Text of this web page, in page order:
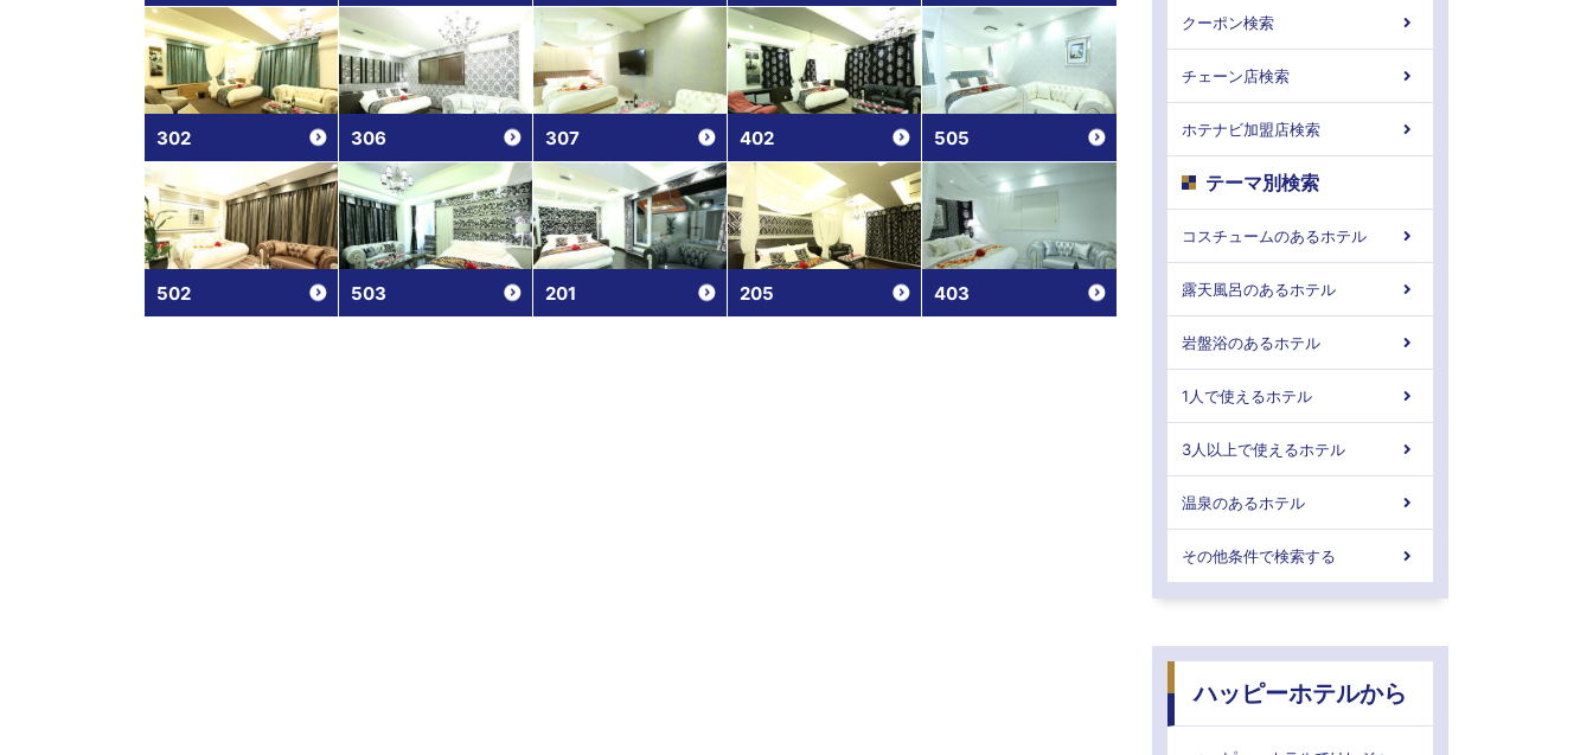
302 306 307 402 505
502 503 201 205 403
クーポン検索
チェーン店検索
ホテナビ加盟店検索
テーマ別検索
コスチュームのあるホテル
露天風呂のあるホテル
岩盤浴のあるホテル
1人で使えるホテル
3人以上で使えるホテル
温泉のあるホテル
その他条件で検索する
ハッピーホテルから